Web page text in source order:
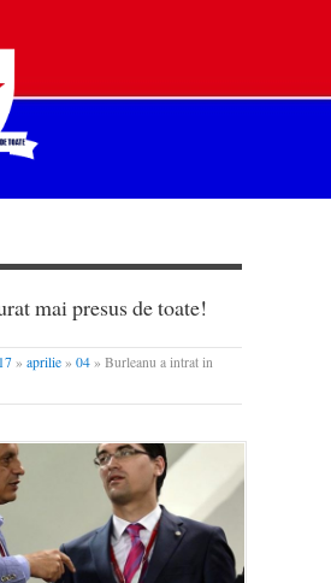
mai presus de toate!
» aprilie » 04 » Burleanu a intrat in